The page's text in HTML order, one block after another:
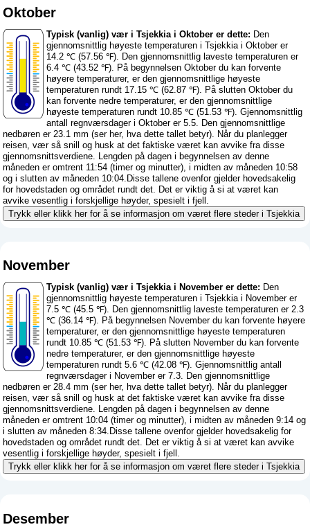
Oktober
Typisk (vanlig) vær i Tsjekkia i Oktober er dette: Den
gjennomsnittlig høyeste temperaturen i Tsjekkia i Oktober er
14.2 ℃ (57.56 ℉). Den gjennomsnittlig laveste temperaturen er
6.4 ℃ (43.52 ℉). På begynnelsen Oktober du kan forvente
høyere temperaturer, er den gjennomsnittlige høyeste
temperaturen rundt 17.15 ℃ (62.87 ℉). På slutten Oktober du
kan forvente nedre temperaturer, er den gjennomsnittlige
høyeste temperaturen rundt 10.85 ℃ (51.53 ℉). Gjennomsnittlig
antall regnværsdager i Oktober er 5.5. Den gjennomsnittlige
nedbøren er 23.1 mm (ser her, hva dette tallet betyr). Når du planlegger
reisen, vær så snill og husk at det faktiske været kan avvike fra disse
gjennomsnittsverdiene. Lengden på dagen i begynnelsen av denne
måneden er omtrent 11:54 (timer og minutter), i midten av måneden 10:58
og i slutten av måneden 10:04.Disse tallene ovenfor gjelder hovedsakelig
for hovedstaden og området rundt det. Det er viktig å si at været kan
avvike vesentlig i forskjellige høyder, spesielt i fjell.
Trykk eller klikk her for å se informasjon om været flere steder i Tsjekkia
November
Typisk (vanlig) vær i Tsjekkia i November er dette: Den
gjennomsnittlig høyeste temperaturen i Tsjekkia i November er
7.5 ℃ (45.5 ℉). Den gjennomsnittlig laveste temperaturen er 2.3
℃ (36.14 ℉). På begynnelsen November du kan forvente høyere
temperaturer, er den gjennomsnittlige høyeste temperaturen
rundt 10.85 ℃ (51.53 ℉). På slutten November du kan forvente
nedre temperaturer, er den gjennomsnittlige høyeste
temperaturen rundt 5.6 ℃ (42.08 ℉). Gjennomsnittlig antall
regnværsdager i November er 7.3. Den gjennomsnittlige
nedbøren er 28.4 mm (ser her, hva dette tallet betyr). Når du planlegger
reisen, vær så snill og husk at det faktiske været kan avvike fra disse
gjennomsnittsverdiene. Lengden på dagen i begynnelsen av denne
måneden er omtrent 10:04 (timer og minutter), i midten av måneden 9:14 og
i slutten av måneden 8:34.Disse tallene ovenfor gjelder hovedsakelig for
hovedstaden og området rundt det. Det er viktig å si at været kan avvike
vesentlig i forskjellige høyder, spesielt i fjell.
Trykk eller klikk her for å se informasjon om været flere steder i Tsjekkia
Desember